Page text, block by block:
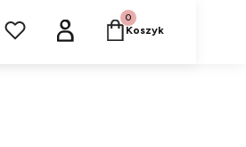
Produkty w koszyku:
Koszyk